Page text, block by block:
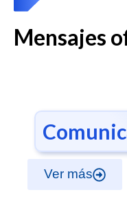
Mensajes
Ver más